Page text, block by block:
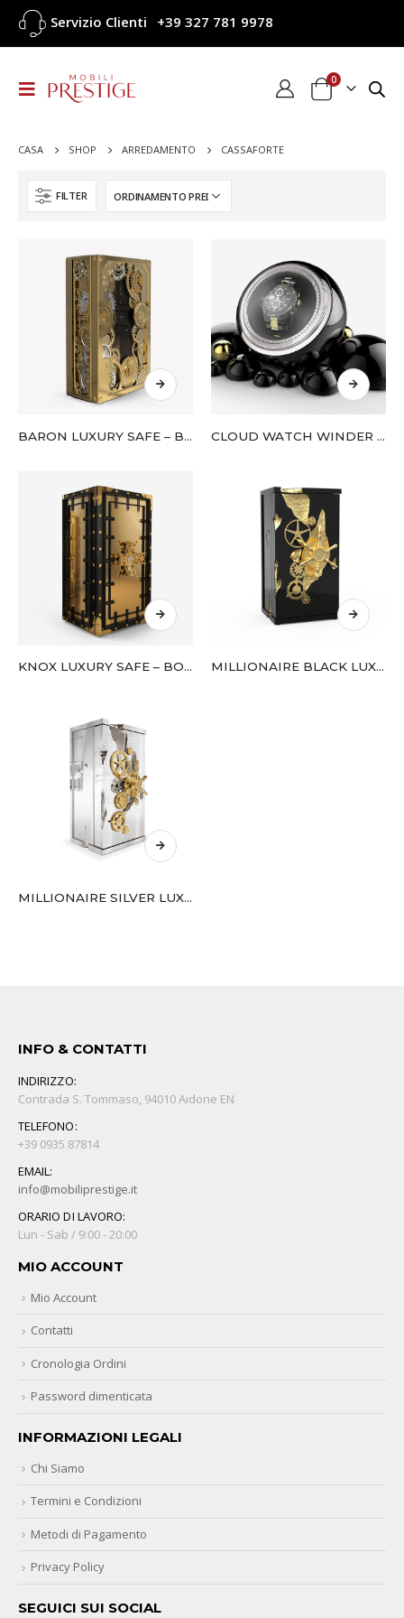
Servizio Clienti +39 327 781 9978
0
CASA SHOP ARREDAMENTO CASSAFORTE
FILTER
BARON LUXURY SAFE – BOCA DO LOBO CLOUD WATCH WINDER – BOCA DO LOBO
KNOX LUXURY SAFE – BOCA DO LOBO MILLIONAIRE BLACK LUXURY SAFE – BOCA DO LOBO
MILLIONAIRE SILVER LUXURY SAFE – BOCA DO LOBO
INFO & CONTATTI
INDIRIZZO:
Contrada S. Tommaso, 94010 Aidone EN
TELEFONO:
+39 0935 87814
EMAIL:
info@mobiliprestige.it
ORARIO DI LAVORO:
Lun - Sab / 9:00 - 20:00
MIO ACCOUNT
Mio Account
Contatti
Cronologia Ordini
Password dimenticata
INFORMAZIONI LEGALI
Chi Siamo
Termini e Condizioni
Metodi di Pagamento
Privacy Policy
SEGUICI SUI SOCIAL